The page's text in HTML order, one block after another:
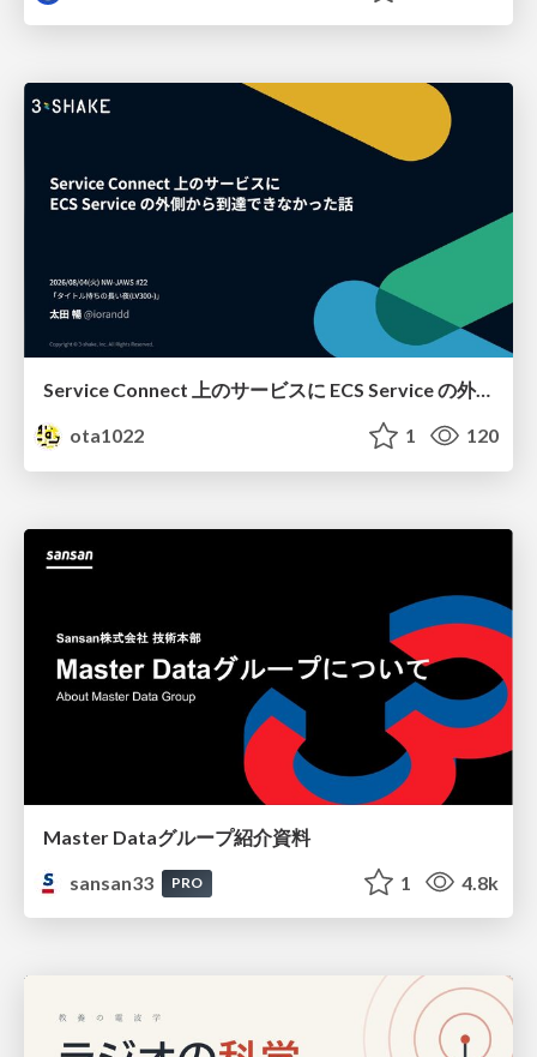
Service Connect 上のサービスに ECS Service の外側から到達できなかった話
ota1022
1 120
Master Dataグループ紹介資料
sansan33
PRO 1 4.8k